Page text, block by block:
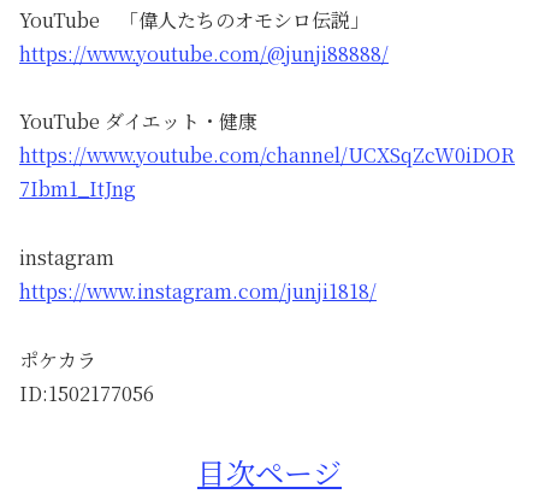
YouTube 「偉人たちのオモシロ伝説」
https://www.youtube.com/@junji88888/
YouTube ダイエット・健康
https://www.youtube.com/channel/UCXSqZcW0iDOR
7Ibm1_ItJng
instagram
https://www.instagram.com/junji1818/
ポケカラ
ID:1502177056
目次ページ